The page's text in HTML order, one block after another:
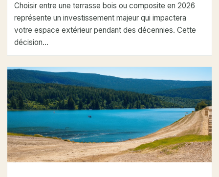
Choisir entre une terrasse bois ou composite en 2026
représente un investissement majeur qui impactera
votre espace extérieur pendant des décennies. Cette
décision…